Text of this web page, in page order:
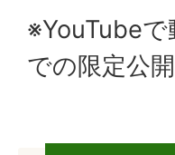
※YouTube
での限定公